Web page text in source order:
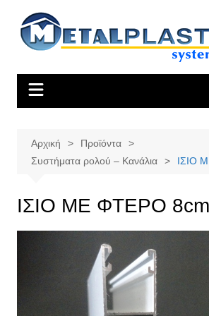
περιεχόμενο
Αρχική
Προϊόντα
Συστήματα ρολού – Κανάλια
ΙΣΙΟ
ΙΣΙΟ ΜΕ ΦΤΕΡΟ 8cm